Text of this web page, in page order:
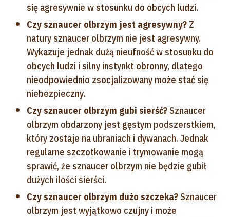
się agresywnie w stosunku do obcych ludzi.
Czy sznaucer olbrzym jest agresywny? Z
natury sznaucer olbrzym nie jest agresywny.
Wykazuje jednak dużą nieufność w stosunku do
obcych ludzi i silny instynkt obronny, dlatego
nieodpowiednio zsocjalizowany może stać się
niebezpieczny.
Czy sznaucer olbrzym gubi sierść? Sznaucer
olbrzym obdarzony jest gęstym podszerstkiem,
który zostaje na ubraniach i dywanach. Jednak
regularne szczotkowanie i trymowanie mogą
sprawić, że sznaucer olbrzym nie będzie gubił
dużych ilości sierści.
Czy sznaucer olbrzym dużo szczeka? Sznaucer
olbrzym jest wyjątkowo czujny i może